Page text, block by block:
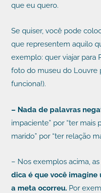
que eu quero.
Se quiser, você pode
que representem aquilo
exemplo: quer viajar para
foto do museu do Louvre
funciona!).
– Nada de palavras
impaciente” por “ter mais
marido” por “ter relação
– Nos exemplos acima,
dica é que você imagine
a meta ocorreu.Por